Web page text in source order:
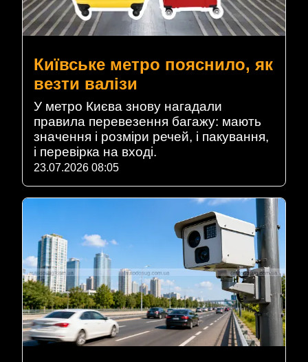
Київське метро пояснило, як
везти валізи
У метро Києва знову нагадали
правила перевезення багажу: мають
значення і розміри речей, і пакування,
і перевірка на вході.
23.07.2026 08:05